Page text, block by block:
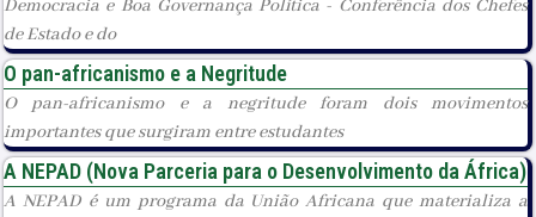
Democracia e Boa Governança Política - Conferência dos Chefes
de Estado e do
O pan-africanismo e a Negritude
O pan-africanismo e a negritude foram dois movimentos
importantes que surgiram entre estudantes
A NEPAD (Nova Parceria para o Desenvolvimento da África)
A NEPAD é um programa da União Africana que materializa a